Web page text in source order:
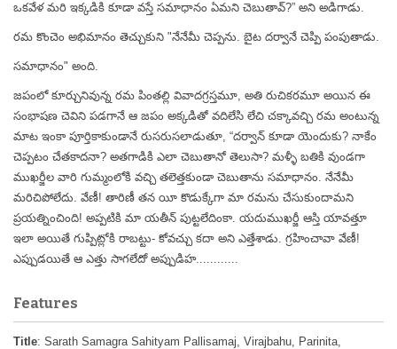
ఒకవేళ మరి ఇక్కడికి కూడా వస్తే సమాధానం ఏమని చెబుతావ్?” అని అడిగాడు.
రమ కొంచెం అభిమానం తెచ్చుకుని "నేనేమీ చెప్పను. బైట దర్వానే చెప్పి పంపుతాడు.
సమాధానం" అంది.
జపంలో కూర్చునివున్న రమ పింతల్లి వివాదగ్రస్తమూ, అతి రుచికరమూ అయిన ఈ
సంభాషణ చెవిని పడగానే ఆ జపం అక్కడితో వదిలేసి లేచి చక్కావచ్చి రమ అంటున్న
మాట ఇంకా పూర్తికాకుండానే రుసరుసలాడుతూ, “దర్వాన్ కూడా యెందుకు? నాకేం
చెప్పటం చేతకాదనా? అతగాడికి ఎలా చెబుతానో తెలుసా? మళ్ళీ బతికి వుండగా
ముఖర్జీల వారి గుమ్మంలోకి వచ్చి తలెత్తకుండా చెబుతాను సమాధానం. నేనేమీ
మరిచిపోలేదు. వేణీ! తారిణీ తన యీ కొడుక్కేగా మా రమను చేసుకుందామని
ప్రయత్నించింది! అప్పటికి మా యతీన్ పుట్టలేదింకా. యదుముఖర్జీ ఆస్తి యావత్తూ
ఇలా అయితే గుప్పిట్లోకి రాబట్టు- కోవచ్చు కదా అని ఎత్తేశాడు. గ్రహించావా వేణీ!
ఎప్పుడయితే ఆ ఎత్తు సాగలేదో అప్పుడిహ............
Features
Title: Sarath Samagra Sahityam Pallisamaj, Virajbahu, Parinita,